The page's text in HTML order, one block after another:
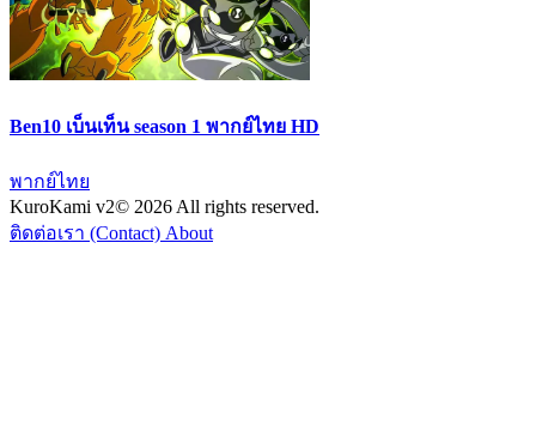
Ben10 เบ็นเท็น season 1 พากย์ไทย HD
พากย์ไทย
KuroKami v2© 2026 All rights reserved.
ติดต่อเรา (Contact) About